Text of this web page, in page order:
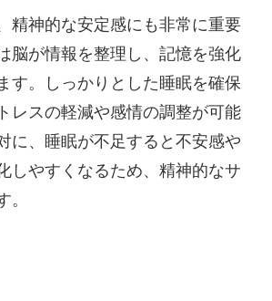
精神的な安定感にも非常に重要
脳が情報を整理し、記憶を強化
す。しっかりとした睡眠を確保
レスの軽減や感情の調整が可能
に、睡眠が不足すると不安感や
しやすくなるため、精神的なサ